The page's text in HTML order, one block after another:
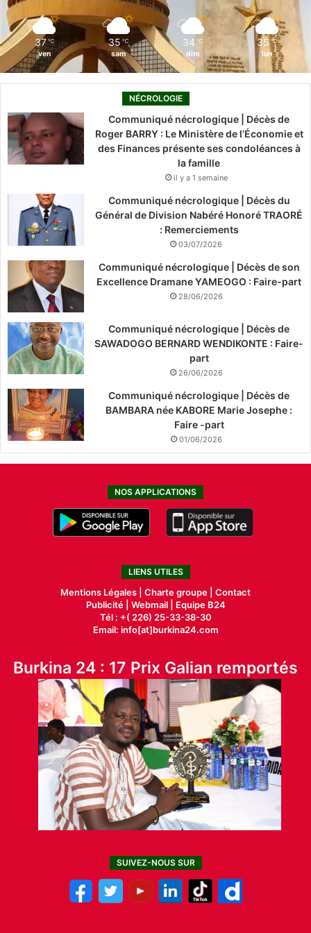
37 ℃
ven
35 ℃
sam
34 ℃
dim
35 ℃
lun
NÉCROLOGIE
Communiqué nécrologique | Décès de
Roger BARRY : Le Ministère de l’Économie et
des Finances présente ses condoléances à
la famille
il y a 1 semaine
Communiqué nécrologique | Décès du
Général de Division Nabéré Honoré TRAORÉ
: Remerciements
03/07/2026
Communiqué nécrologique | Décès de son
Excellence Dramane YAMEOGO : Faire-part
28/06/2026
Communiqué nécrologique | Décès de
SAWADOGO BERNARD WENDIKONTE : Faire-
part
26/06/2026
Communiqué nécrologique | Décès de
BAMBARA née KABORE Marie Josephe :
Faire -part
01/06/2026
NOS APPLICATIONS
LIENS UTILES
Mentions Légales | Charte groupe | Contact
Publicité| Webmail |
Equipe B24
Tél : +( 226) 25-33-38-30
Email: info[at]burkina24.com
Burkina 24 : 17 Prix Galian remportés
SUIVEZ-NOUS SUR